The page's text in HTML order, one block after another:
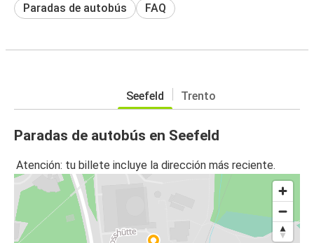
Paradas de autobús FAQ
Seefeld Trento
Paradas de autobús en Seefeld
Atención: tu billete incluye la dirección más reciente.